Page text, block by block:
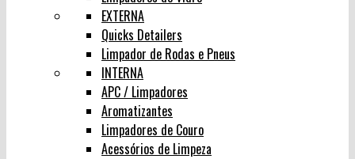
EXTERNA
Quicks Detailers
Limpador de Rodas e Pneus
INTERNA
APC / Limpadores
Aromatizantes
Limpadores de Couro
Acessórios de Limpeza